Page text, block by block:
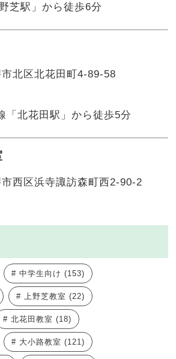
芝駅」から徒歩6分
北区北花田町4-89-58
「北花田駅」から徒歩5分
西区浜寺諏訪森町西2-90-2
中学生向け(153)
上野芝教室(22)
北花田教室(18)
大小路教室(121)